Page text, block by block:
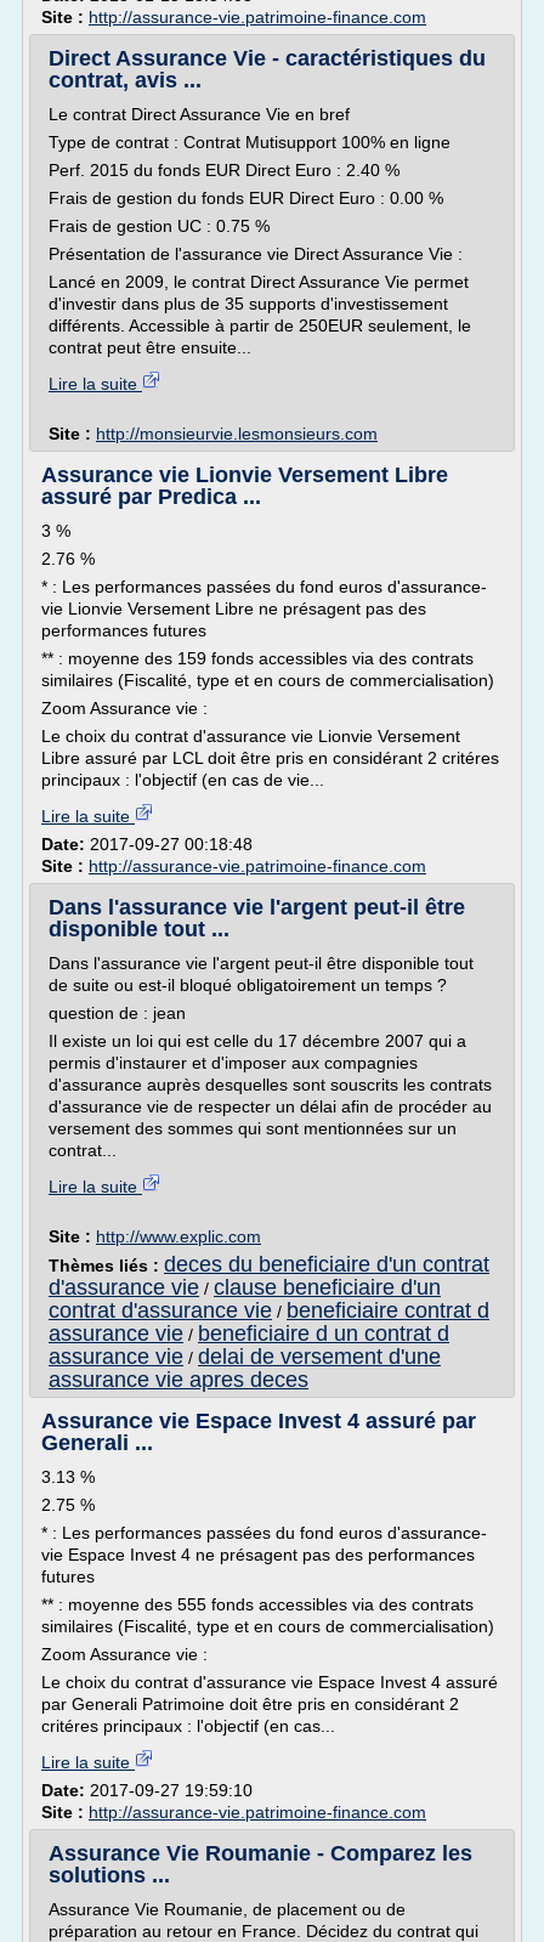
Site : http://assurance-vie.patrimoine-finance.com
Direct Assurance Vie - caractéristiques du
contrat, avis ...
Le contrat Direct Assurance Vie en bref
Type de contrat : Contrat Mutisupport 100% en ligne
Perf. 2015 du fonds EUR Direct Euro : 2.40 %
Frais de gestion du fonds EUR Direct Euro : 0.00 %
Frais de gestion UC : 0.75 %
Présentation de l'assurance vie Direct Assurance Vie :
Lancé en 2009, le contrat Direct Assurance Vie permet
d'investir dans plus de 35 supports d'investissement
différents. Accessible à partir de 250EUR seulement, le
contrat peut être ensuite...
Lire la suite
Site : http://monsieurvie.lesmonsieurs.com
Assurance vie Lionvie Versement Libre
assuré par Predica ...
3 %
2.76 %
* : Les performances passées du fond euros d'assurance-
vie Lionvie Versement Libre ne présagent pas des
performances futures
** : moyenne des 159 fonds accessibles via des contrats
similaires (Fiscalité, type et en cours de commercialisation)
Zoom Assurance vie :
Le choix du contrat d'assurance vie Lionvie Versement
Libre assuré par LCL doit être pris en considérant 2 critéres
principaux : l'objectif (en cas de vie...
Lire la suite
Date: 2017-09-27 00:18:48
Site : http://assurance-vie.patrimoine-finance.com
Dans l'assurance vie l'argent peut-il être
disponible tout ...
Dans l'assurance vie l'argent peut-il être disponible tout
de suite ou est-il bloqué obligatoirement un temps ?
question de : jean
Il existe un loi qui est celle du 17 décembre 2007 qui a
permis d'instaurer et d'imposer aux compagnies
d'assurance auprès desquelles sont souscrits les contrats
d'assurance vie de respecter un délai afin de procéder au
versement des sommes qui sont mentionnées sur un
contrat...
Lire la suite
Site : http://www.explic.com
Thèmes liés : deces du beneficiaire d'un contrat
d'assurance vie / clause beneficiaire d'un
contrat d'assurance vie / beneficiaire contrat d
assurance vie / beneficiaire d un contrat d
assurance vie / delai de versement d'une
assurance vie apres deces
Assurance vie Espace Invest 4 assuré par
Generali ...
3.13 %
2.75 %
* : Les performances passées du fond euros d'assurance-
vie Espace Invest 4 ne présagent pas des performances
futures
** : moyenne des 555 fonds accessibles via des contrats
similaires (Fiscalité, type et en cours de commercialisation)
Zoom Assurance vie :
Le choix du contrat d'assurance vie Espace Invest 4 assuré
par Generali Patrimoine doit être pris en considérant 2
critéres principaux : l'objectif (en cas...
Lire la suite
Date: 2017-09-27 19:59:10
Site : http://assurance-vie.patrimoine-finance.com
Assurance Vie Roumanie - Comparez les
solutions ...
Assurance Vie Roumanie, de placement ou de
préparation au retour en France. Décidez du contrat qui